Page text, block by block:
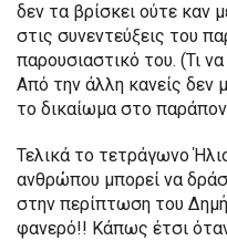
δεν τα βρίσκει ούτε καν
στις συνεντεύξεις του
παρουσιαστικό του. (Τι
Από την άλλη κανείς δεν
το δικαίωμα στο
Τελικά το τετράγωνο
ανθρώπου μπορεί να
στην περίπτωση του
φανερό!! Κάπως έτσι